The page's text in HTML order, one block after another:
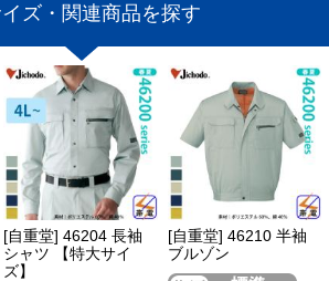
ズ・関連商品を探す
[自重堂] 46204 長袖
シャツ 【特大サイ
ズ】
[自重堂] 46210 半袖
ブルゾン